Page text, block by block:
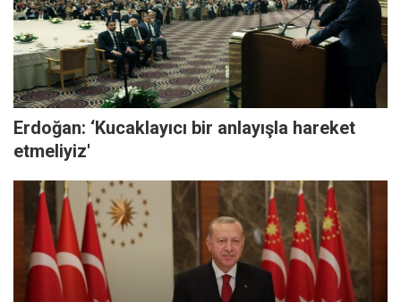
Erdoğan: ‘Kucaklayıcı bir anlayışla hareket
etmeliyiz'